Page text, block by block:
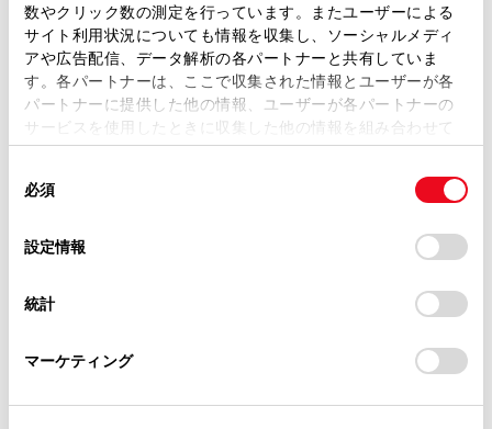
数やクリック数の測定を行っています。またユーザーによる
サイト利用状況についても情報を収集し、ソーシャルメディ
アや広告配信、データ解析の各パートナーと共有していま
す。各パートナーは、ここで収集された情報とユーザーが各
パートナーに提供した他の情報、ユーザーが各パートナーの
サービスを使用したときに収集した他の情報を組み合わせて
使用することがあります。当ウェブサイトの使用を続行する
デバイスにすべてのCookie(クッキー)が保存されることに同
意したことになります。Cookie(クッキー)のオプトアウト、
設定の変更、同意を撤回したりするにあたっては、当社の
「Cookie（クッキー）情報の取り扱いについて
」をご覧くだ
必須
設定情報
統計
マーケティング
6
リヤスタイリングキット
（リヤスカート＋マフラー
カッター）
123,200
円）
リプロピレン）＋メッキ
【マフラーカッター】ステ